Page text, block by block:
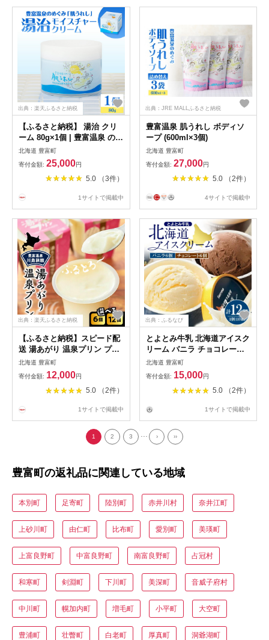
道 豊富町
出典：楽天ふるさと納税
【ふるさと納税】 湯治 クリ
ーム 80g×1個 | 豊富温泉 のめ
ぐみ 肌うれし モイスチャー
クリーム 保湿クリーム 保湿
ボディケア スキンケア 敏感
肌 送料無料 おすすめ 北海道
北海道 豊富町
寄付金額: 25,000円
5.0 （3件）
1サイトで掲載中
出典：JRE MALLふるさと納税
豊富温泉 肌うれし ボディソ
ープ (600ml×3個)
北海道 豊富町
寄付金額: 27,000円
5.0 （2件）
4サイトで掲載中
出典：楽天ふるさと納税
【ふるさと納税】スピード配
送 湯あがり 温泉プリン プレ
ーン 120g ( 選べる : 6個 / 12
個 ) | 温泉 プリン ミルクプリ
ン 白いプリン 牛乳プリン 豊
富牛乳 サロベツ デザート 洋
冷蔵 チルド お取り寄せ 川島
北海道 豊富町
寄付金額: 12,000円
5.0 （2件）
1サイトで掲載中
出典：ふるなび
とよとみ牛乳 北海道アイスク
リーム バニラ チョコレート
計12個
北海道 豊富町
寄付金額: 15,000円
5.0 （2件）
1サイトで掲載中
1 2 3 ... › ››
豊富町の返礼品に関連している地域
本別町 足寄町 陸別町 赤井川村 奈井江町
上砂川町 由仁町 比布町 愛別町 美瑛町
上富良野町 中富良野町 南富良野町 占冠村
和寒町 剣淵町 下川町 美深町 音威子府村
中川町 幌加内町 増毛町 小平町 大空町
豊浦町 壮瞥町 白老町 厚真町 洞爺湖町